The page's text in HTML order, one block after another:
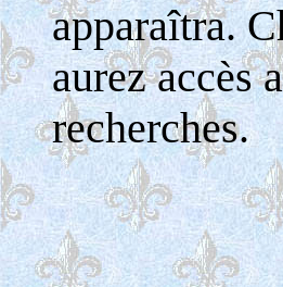
apparaîtra.
aurez accès
recherches.